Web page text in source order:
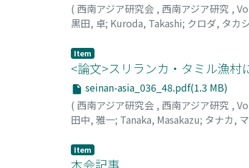
( 西南アジア研究会 , 西南アジア研究 ,
黒田, 卓; Kuroda, Takashi; クロダ, タカ
Item
<論文>スリランカ・タミル漁村
seinan-asia_036_48.pdf(1.3 MB)
( 西南アジア研究会 , 西南アジア研究 ,
田中, 雅一; Tanaka, Masakazu; タナカ,
Item
本会記事